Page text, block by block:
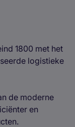
1800 met het
logistieke
de moderne
en